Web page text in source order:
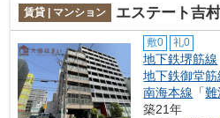
賃貸 | マンション エステート吉村
敷0 礼0
地下鉄堺筋線
地下鉄御堂筋
南海本線 「難
築21年